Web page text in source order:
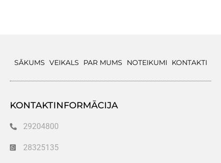
SĀKUMS VEIKALS PAR MUMS NOTEIKUMI KONTAKTI
KONTAKTINFORMĀCIJA
29204800
28325135